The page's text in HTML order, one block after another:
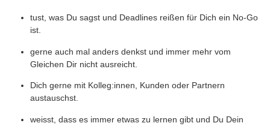
tust, was Du sagst und Deadlines reißen für Dich ein No-Go
ist.
gerne auch mal anders denkst und immer mehr vom
Gleichen Dir nicht ausreicht.
Dich gerne mit Kolleg:innen, Kunden oder Partnern
austauschst.
weisst, dass es immer etwas zu lernen gibt und Du Dein